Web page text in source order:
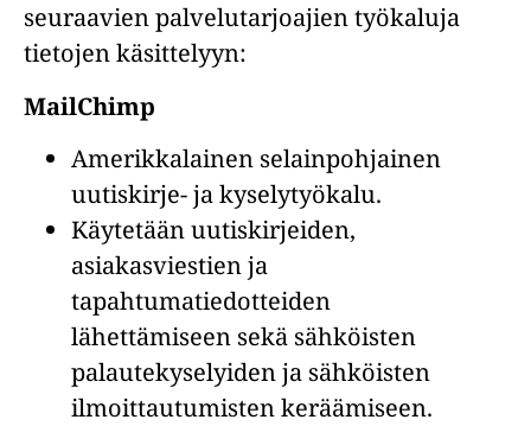
seuraavien palvelutarjoajien työkaluja
tietojen käsittelyyn:
MailChimp
Amerikkalainen selainpohjainen
uutiskirje- ja kyselytyökalu.
Käytetään uutiskirjeiden,
asiakasviestien ja
tapahtumatiedotteiden
lähettämiseen sekä sähköisten
palautekyselyiden ja sähköisten
ilmoittautumisten keräämiseen.